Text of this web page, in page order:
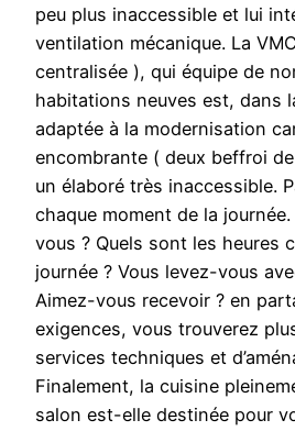
peu plus inaccessible et lui
ventilation mécanique. La
centralisée ), qui équipe de
habitations neuves est, dans
adaptée à la modernisation
encombrante ( deux beffroi
un élaboré très inaccessible.
chaque moment de la
vous ? Quels sont les heures
journée ? Vous levez-vous
Aimez-vous recevoir ? en
exigences, vous trouverez
services techniques et
Finalement, la cuisine
salon est-elle destinée pour